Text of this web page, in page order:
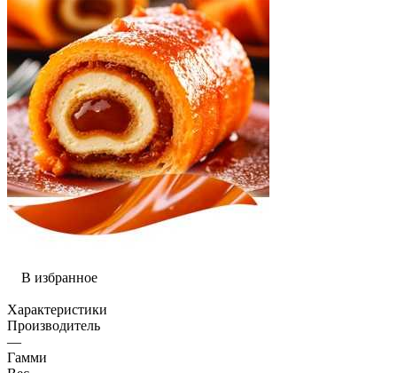
В избранное
Характеристики
Производитель
—
Гамми